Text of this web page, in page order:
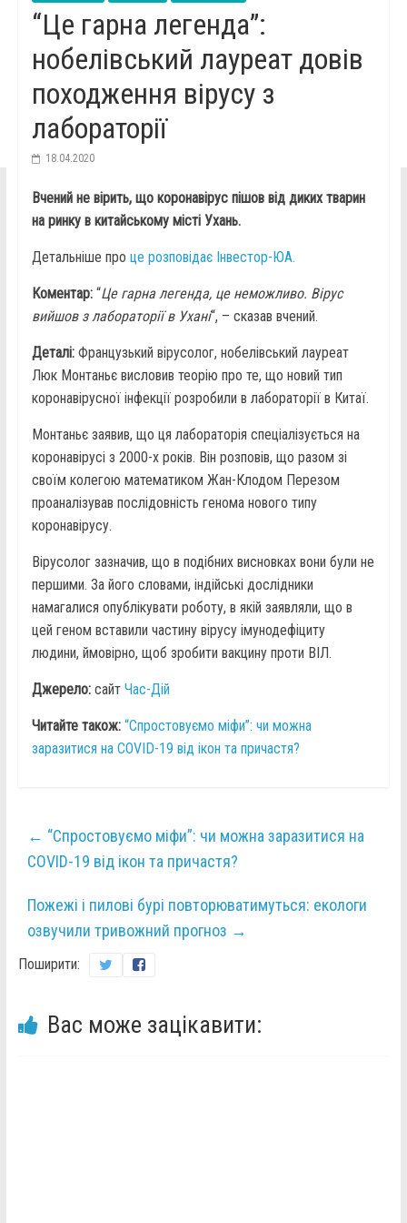
“Це гарна легенда”:
нобелівський лауреат довів
походження вірусу з
лабораторії
18.04.2020
Вчений не вірить, що коронавірус пішов від диких тварин
на ринку в китайському місті Ухань.
Детальніше про це розповідає Інвестор-ЮА.
Коментар: “Це гарна легенда, це неможливо. Вірус
вийшов з лабораторії в Ухані“, – сказав вчений.
Деталі: Французький вірусолог, нобелівський лауреат
Люк Монтаньє висловив теорію про те, що новий тип
коронавірусної інфекції розробили в лабораторії в Китаї.
Монтаньє заявив, що ця лабораторія спеціалізується на
коронавірусі з 2000-х років. Він розповів, що разом зі
своїм колегою математиком Жан-Клодом Перезом
проаналізував послідовність генома нового типу
коронавірусу.
Вірусолог зазначив, що в подібних висновках вони були не
першими. За його словами, індійські дослідники
намагалися опублікувати роботу, в якій заявляли, що в
цей геном вставили частину вірусу імунодефіциту
людини, ймовірно, щоб зробити вакцину проти ВІЛ.
Джерело:сайт Час-Дій
Читайте також: “Спростовуємо міфи”: чи можна
заразитися на COVID-19 від ікон та причастя?
← “Спростовуємо міфи”: чи можна заразитися на
COVID-19 від ікон та причастя?
Пожежі і пилові бурі повторюватимуться: екологи
озвучили тривожний прогноз →
Поширити:
Вас може зацікавити: